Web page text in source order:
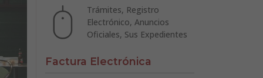
Trámites, Registro
Electrónico, Anuncios
Oficiales, Sus Expedientes
Factura Electrónica